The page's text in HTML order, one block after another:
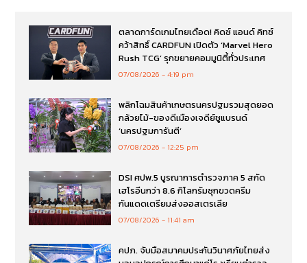
ตลาดการ์ดเกมไทยเดือด! คิดซ์ แอนด์ คิทซ์
คว้าสิทธิ์ CARDFUN เปิดตัว ‘Marvel Hero
Rush TCG’ รุกขยายคอมมูนิตี้ทั่วประเทศ
07/08/2026 4:19 pm
พลิกโฉมสินค้าเกษตรนครปฐมรวมสุดยอด
กล้วยไม้-ของดีเมืองเจดีย์ชูแบรนด์
‘นครปฐมการันตี’
07/08/2026 12:25 pm
DSI ศปพ.5 บูรณาการตำรวจภาค 5 สกัด
เฮโรอีนกว่า 8.6 กิโลกรัมซุกขวดครีม
กันแดดเตรียมส่งออสเตรเลีย
07/08/2026 11:41 am
คปภ. จับมือสมาคมประกันวินาศภัยไทยส่ง